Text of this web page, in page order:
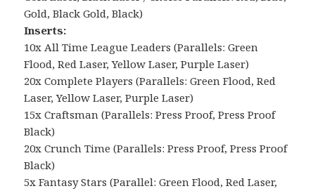
Gold, Black Gold, Black)
Inserts:
10x All Time League Leaders (Parallels: Green
Flood, Red Laser, Yellow Laser, Purple Laser)
20x Complete Players (Parallels: Green Flood, Red
Laser, Yellow Laser, Purple Laser)
15x Craftsman (Parallels: Press Proof, Press Proof
Black)
20x Crunch Time (Parallels: Press Proof, Press Proof
Black)
5x Fantasy Stars (Parallel: Green Flood, Red Laser,